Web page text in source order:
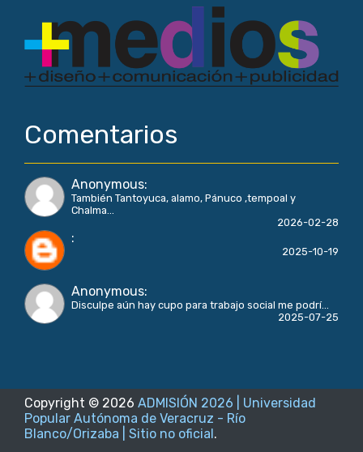
Comentarios
Anonymous:
También Tantoyuca, alamo, Pánuco ,tempoal y
Chalma...
2026-02-28
:
2025-10-19
Anonymous:
Disculpe aún hay cupo para trabajo social me podrí...
2025-07-25
Copyright © 2026 ADMISIÓN 2026 | Universidad
Popular Autónoma de Veracruz - Río
Blanco/Orizaba | Sitio no oficial.